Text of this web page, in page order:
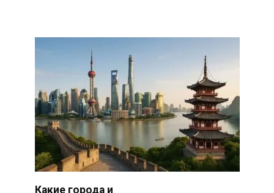
Какие города и